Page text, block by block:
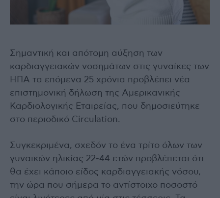
Σημαντική και απότομη αύξηση των
καρδιαγγειακών νοσημάτων στις γυναίκες των
ΗΠΑ τα επόμενα 25 χρόνια προβλέπει νέα
επιστημονική δήλωση της Αμερικανικής
Καρδιολογικής Εταιρείας, που δημοσιεύτηκε
στο περιοδικό Circulation.
Συγκεκριμένα, σχεδόν το ένα τρίτο όλων των
γυναικών ηλικίας 22-44 ετών προβλέπεται ότι
θα έχει κάποιο είδος καρδιαγγειακής νόσου,
την ώρα που σήμερα το αντίστοιχο ποσοστό